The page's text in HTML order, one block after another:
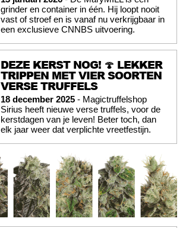
grinder en container in één. Hij loopt nooit
vast of stroef en is vanaf nu verkrijgbaar in
een exclusieve CNNBS uitvoering.
DEZE KERST NOG! 🍄 LEKKER
TRIPPEN MET VIER SOORTEN
VERSE TRUFFELS
18 december 2025 - Magictruffelshop
Sirius heeft nieuwe verse truffels, voor de
kerstdagen van je leven! Beter toch, dan
elk jaar weer dat verplichte vreetfestijn.